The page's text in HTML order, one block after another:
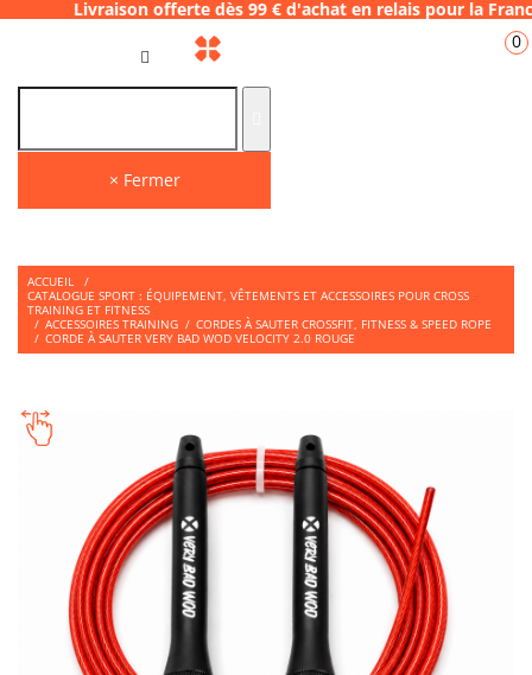
offerte dès 99 € d'achat en relais
× Fermer
0
ACCUEIL
/
CATALOGUE SPORT : ÉQUIPEMENT, VÊTEMENTS ET ACCESSOIRES POUR CROSS
TRAINING ET FITNESS
/ ACCESSOIRES TRAINING / CORDES À SAUTER CROSSFIT, FITNESS & SPEED ROPE
/ CORDE À SAUTER VERY BAD WOD VELOCITY 2.0 ROUGE